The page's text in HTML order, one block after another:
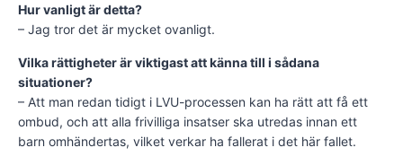
Hur vanligt är detta?
– Jag tror det är mycket ovanligt.
Vilka rättigheter är viktigast att känna till i sådana
situationer?
– Att man redan tidigt i LVU-processen kan ha rätt att få ett
ombud, och att alla frivilliga insatser ska utredas innan ett
barn omhändertas, vilket verkar ha fallerat i det här fallet.